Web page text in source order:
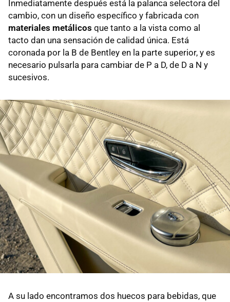
Inmediatamente después está la palanca selectora del
cambio, con un diseño específico y fabricada con
materiales metálicos que tanto a la vista como al
tacto dan una sensación de calidad única. Está
coronada por la B de Bentley en la parte superior, y es
necesario pulsarla para cambiar de P a D, de D a N y
sucesivos.
A su lado encontramos dos huecos para bebidas, que